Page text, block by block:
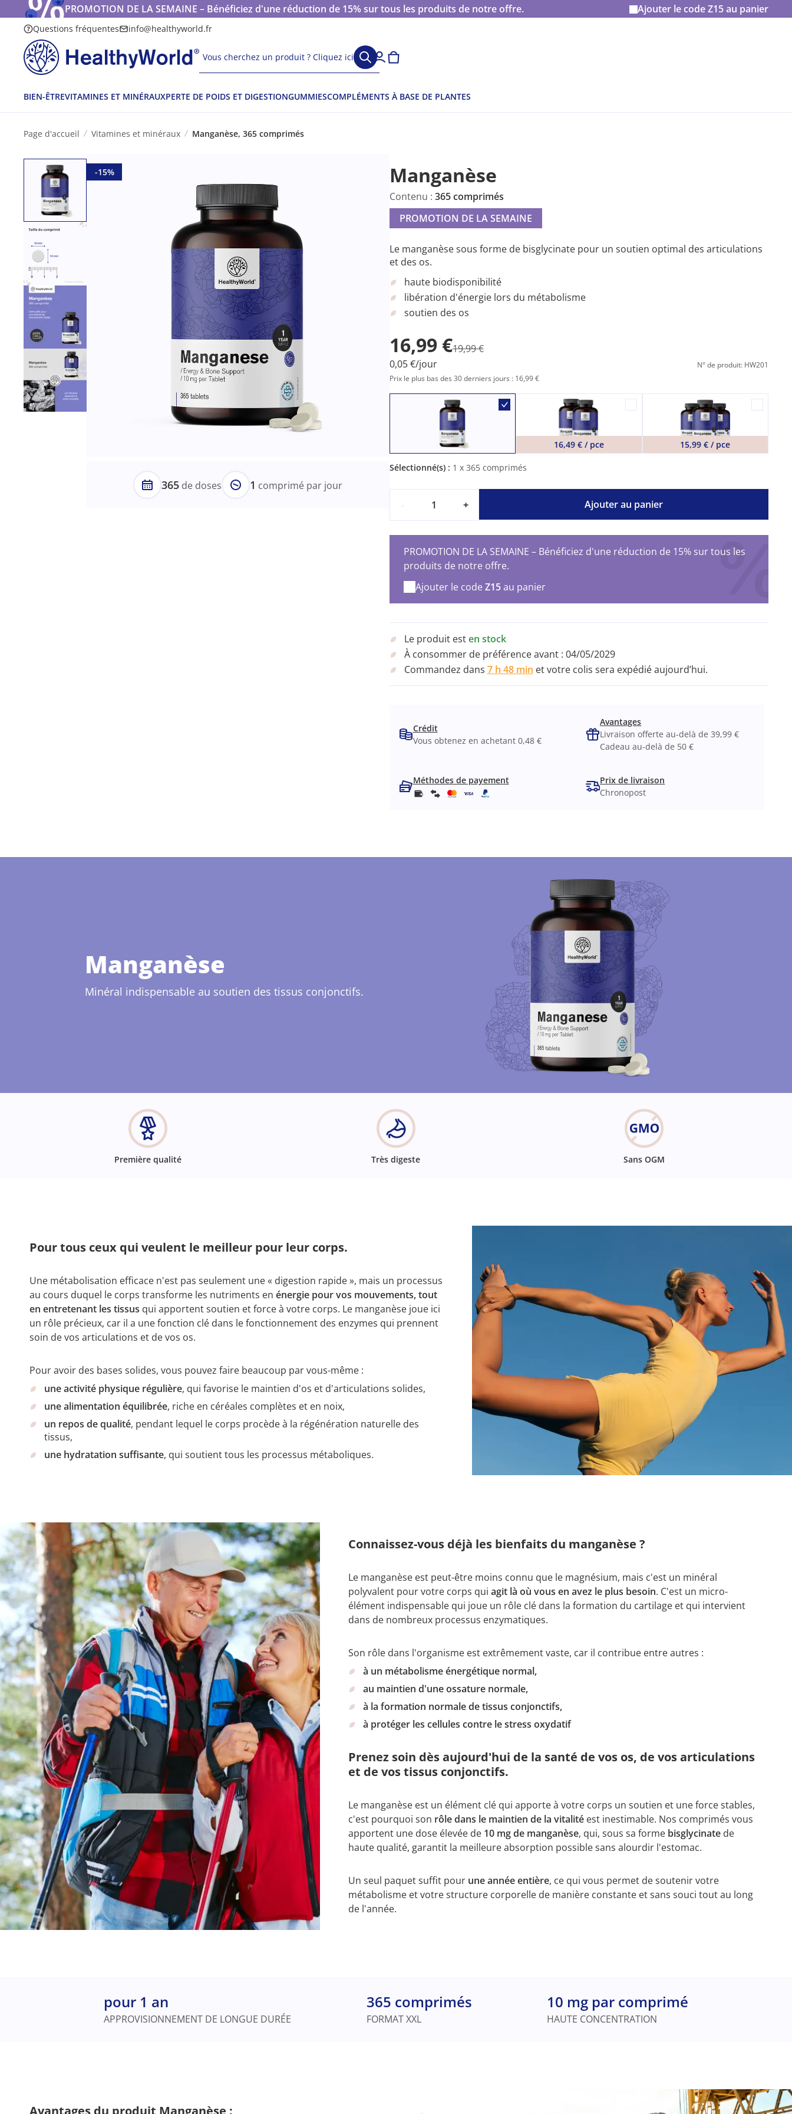
PROMOTION DE LA SEMAINE – Bénéficiez d'une réduction de 15% sur tous les produits de notre offre. Ajouter le codeZ15au panier
Questions fréquentes info@healthyworld.fr
Vous cherchez un produit ? Cliquez ici
BIEN-ÊTREVITAMINES ET MINÉRAUXPERTE DE POIDS ET DIGESTIONGUMMIESCOMPLÉMENTS À BASE DE PLANTES
Page d'accueil Vitamines et minéraux Manganèse, 365 comprimés
-15%
365 de doses 1 comprimé par jour
Manganèse
Contenu : 365 comprimés
PROMOTION DE LA SEMAINE
Le manganèse sous forme de bisglycinate pour un soutien optimal des articulations
et des os.
haute biodisponibilité
libération d'énergie lors du métabolisme
soutien des os
16,99 €19,99 €
0,05 €/jour
N° de produit: HW201
Prix le plus bas des 30 derniers jours : 16,99 €
16,49 € / pce 15,99 € / pce
Sélectionné(s) : 1 x 365 comprimés
+ Ajouter au panier
PROMOTION DE LA SEMAINE – Bénéficiez d'une réduction de 15% sur tous les
produits de notre offre.
Ajouter le code Z15au panier
Le produit esten stock
À consommer de préférence avant : 04/05/2029
Commandez dans 7 h 48 min et votre colis sera expédié aujourd’hui.
Crédit
Vous obtenez en achetant 0,48 €
Avantages
Livraison offerte au-delà de 39,99 €
Cadeau au-delà de 50 €
Méthodes de payement
Prix de livraison
Chronopost
Manganèse
Minéral indispensable au soutien des tissus conjonctifs.
Première qualité Très digeste Sans OGM
Pour tous ceux qui veulent le meilleur pour leur corps.
Une métabolisation efficace n'est pas seulement une « digestion rapide », mais un processus
au cours duquel le corps transforme les nutriments en énergie pour vos mouvements, tout
en entretenant les tissus qui apportent soutien et force à votre corps. Le manganèse joue ici
un rôle précieux, car il a une fonction clé dans le fonctionnement des enzymes qui prennent
soin de vos articulations et de vos os.
Pour avoir des bases solides, vous pouvez faire beaucoup par vous-même :
une activité physique régulière, qui favorise le maintien d'os et d'articulations solides,
une alimentation équilibrée, riche en céréales complètes et en noix,
un repos de qualité, pendant lequel le corps procède à la régénération naturelle des
tissus,
une hydratation suffisante, qui soutient tous les processus métaboliques.
Connaissez-vous déjà les bienfaits du manganèse ?
Le manganèse est peut-être moins connu que le magnésium, mais c'est un minéral
polyvalent pour votre corps quiagit là où vous en avez le plus besoin. C'est un micro-
élément indispensable qui joue un rôle clé dans la formation du cartilage et qui intervient
dans de nombreux processus enzymatiques.
Son rôle dans l'organisme est extrêmement vaste, car il contribue entre autres :
à un métabolisme énergétique normal,
au maintien d'une ossature normale,
à la formation normale de tissus conjonctifs,
à protéger les cellules contre le stress oxydatif
Prenez soin dès aujourd'hui de la santé de vos os, de vos articulations
et de vos tissus conjonctifs.
Le manganèse est un élément clé qui apporte à votre corps un soutien et une force stables,
c'est pourquoi son rôle dans le maintien de la vitalité est inestimable. Nos comprimés vous
apportent une dose élevée de 10 mg de manganèse, qui, sous sa forme bisglycinate de
haute qualité, garantit la meilleure absorption possible sans alourdir l'estomac.
Un seul paquet suffit pour une année entière, ce qui vous permet de soutenir votre
métabolisme et votre structure corporelle de manière constante et sans souci tout au long
de l'année.
pour 1 an
APPROVISIONNEMENT DE LONGUE DURÉE
365 comprimés
FORMAT XXL
10 mg par comprimé
HAUTE CONCENTRATION
Avantages du produit Manganèse :